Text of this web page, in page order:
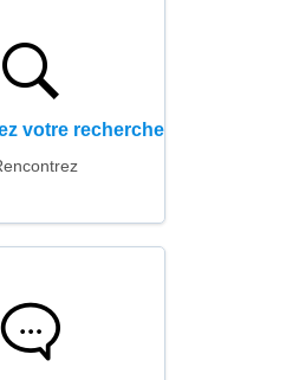
votre recherche